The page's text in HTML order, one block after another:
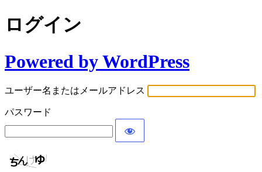
ログイン
Powered by WordPress
ユーザー名またはメールアドレス
パスワード